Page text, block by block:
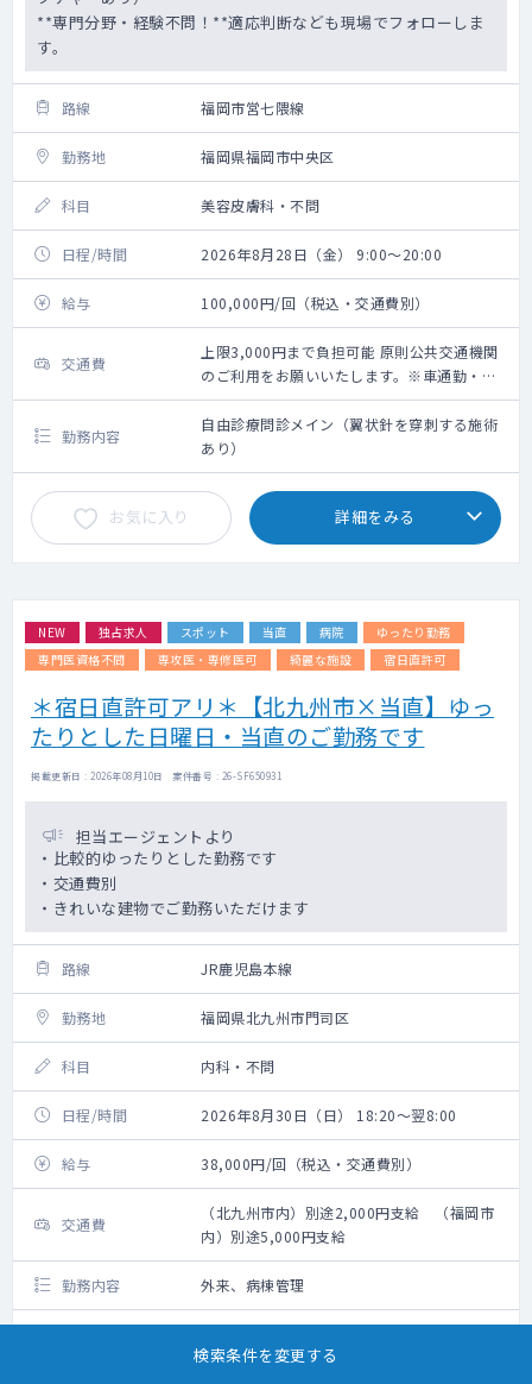
**専門分野・経験不問！**適応判断なども現場でフォローしま
す。
路線 福岡市営七隈線
勤務地 福岡県福岡市中央区
科目 美容皮膚科・不問
日程/時間 2026年8月28日（金） 9:00～20:00
給与 100,000円/回（税込・交通費別）
交通費
上限3,000円まで負担可能 原則公共交通機関
のご利用をお願いいたします。※車通勤・タ
クシー利用要相談
勤務内容
自由診療問診メイン（翼状針を穿刺する施術
あり）
お気に入り 詳細をみる
NEW 独占求人 スポット 当直 病院
ゆったり勤務
専門医資格不問
専攻医・専修医可 綺麗な施設 宿日直許可
＊宿日直許可アリ＊【北九州市×当直】ゆっ
たりとした日曜日・当直のご勤務です
掲載更新日 : 2026年08月10日 案件番号 : 26-SF650931
担当エージェントより
・比較的ゆったりとした勤務です
・交通費別
・きれいな建物でご勤務いただけます
路線 JR鹿児島本線
勤務地 福岡県北九州市門司区
科目 内科・不問
日程/時間 2026年8月30日（日） 18:20～翌8:00
給与 38,000円/回（税込・交通費別）
交通費
（北九州市内）別途2,000円支給 （福岡市
内）別途5,000円支給
勤務内容 外来、病棟管理
検索条件を変更する